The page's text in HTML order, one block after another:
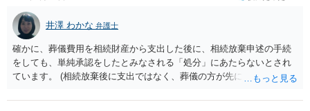
井澤 わかな 弁護士
確かに、葬儀費用を相続財産から支出した後に、相続放棄申述の手続
をしても、単純承認をしたとみなされる「処分」にあたらないとされ
ています。 (相続放棄後に支出ではなく、葬儀の方が先に来るのが通常
述の手続ということだと思いますが) ただ、葬儀費用ならいくらでもよ